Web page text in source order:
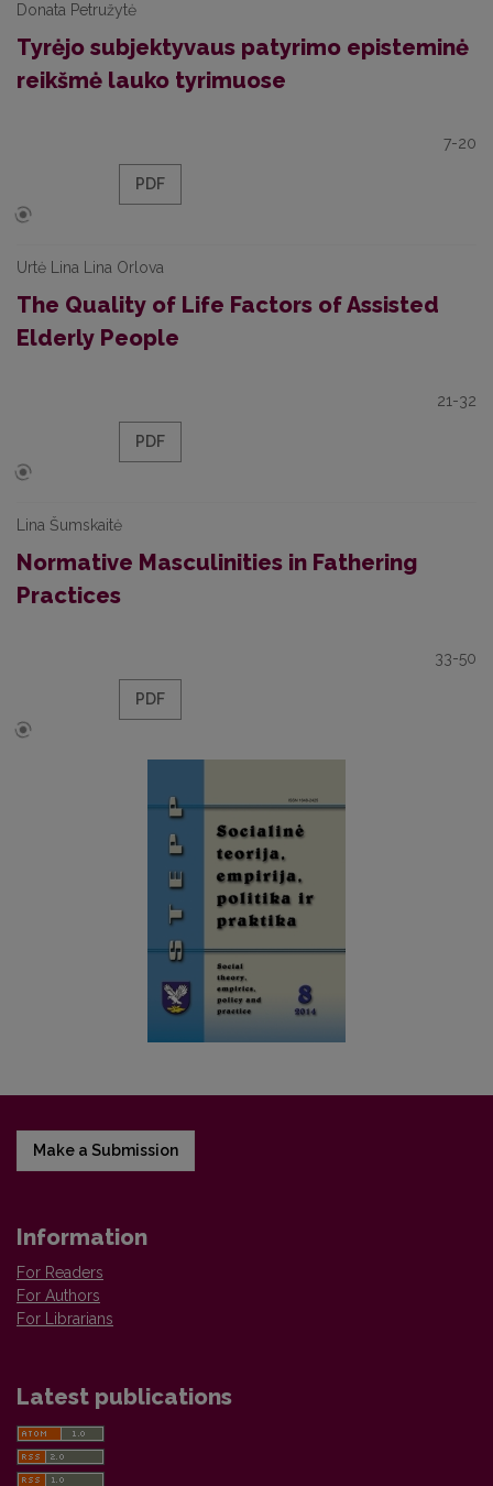
Donata Petružytė
Tyrėjo subjektyvaus patyrimo episteminė
reikšmė lauko tyrimuose
7-20
PDF
Urtė Lina Lina Orlova
The Quality of Life Factors of Assisted
Elderly People
21-32
PDF
Lina Šumskaitė
Normative Masculinities in Fathering
Practices
33-50
PDF
Make a Submission
Information
For Readers
For Authors
For Librarians
Latest publications